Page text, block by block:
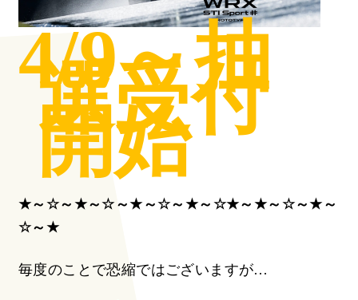
4/9～抽
選受付
開始
★～☆～★～☆～★～☆～★～☆★～★～☆～★～
☆～★
毎度のことで恐縮ではございますが…